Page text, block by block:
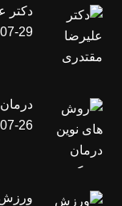
دکتر
29
26
ورزش